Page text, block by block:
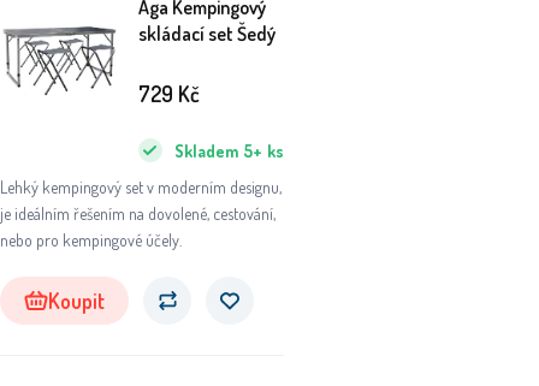
Aga Kempingový
skládací set Šedý
Lehký kempingový set v moderním designu,
je ideálním řešením na dovolené, cestování,
nebo pro kempingové účely.
Skladem 5+ ks
729 Kč
Koupit